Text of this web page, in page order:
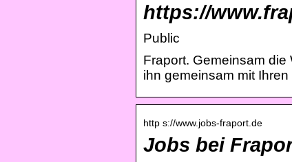
https://
Public
Fraport. Gemeinsam
ihn gemeinsam mit
http s://www.jobs-fraport.de
Jobs bei